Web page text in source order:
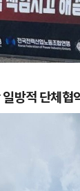
방적 단체협